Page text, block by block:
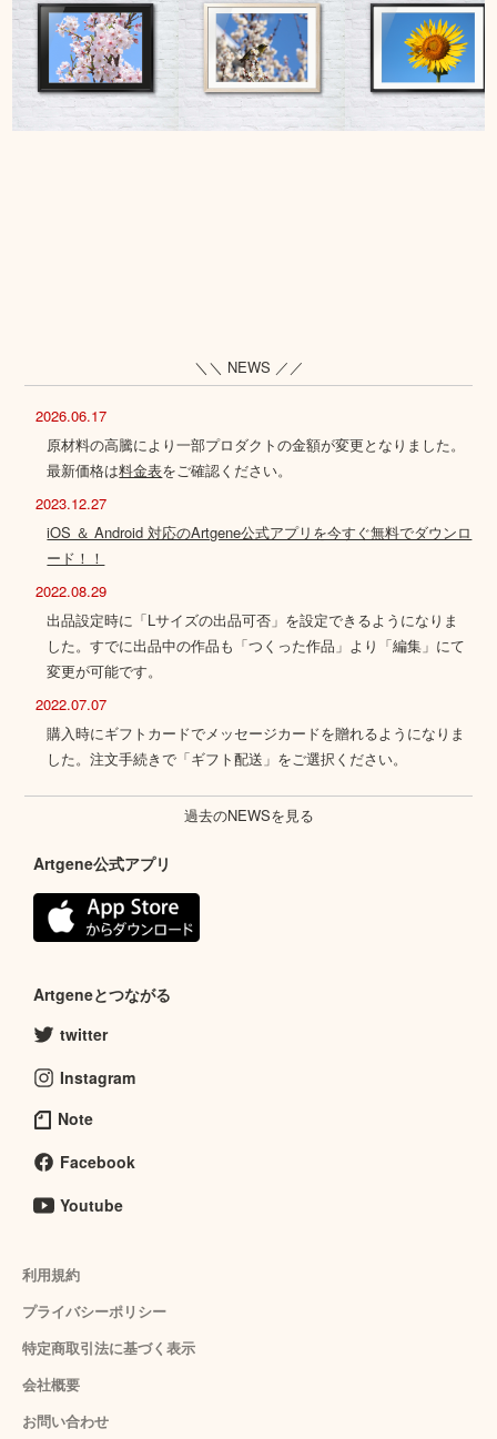
＼＼ NEWS ／／
2026.06.17
原材料の高騰により一部プロダクトの金額が変更となりました。
最新価格は料金表をご確認ください。
2023.12.27
iOS ＆ Android 対応のArtgene公式アプリを今すぐ無料でダウンロ
ード！！
2022.08.29
出品設定時に「Lサイズの出品可否」を設定できるようになりま
した。すでに出品中の作品も「つくった作品」より「編集」にて
変更が可能です。
2022.07.07
購入時にギフトカードでメッセージカードを贈れるようになりま
した。注文手続きで「ギフト配送」をご選択ください。
過去のNEWSを見る
Artgene公式アプリ
Artgeneとつながる
twitter
Instagram
Note
Facebook
Youtube
利用規約
プライバシーポリシー
特定商取引法に基づく表示
会社概要
お問い合わせ